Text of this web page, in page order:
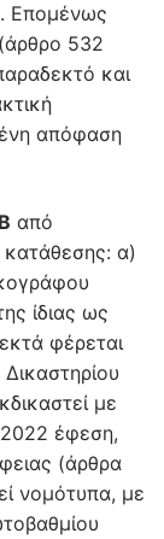
Επομένως
532
και
απόφαση
Β από
α)
ίδιας ως
φέρεται
με
έφεση,
(άρθρα
νομότυπα, με